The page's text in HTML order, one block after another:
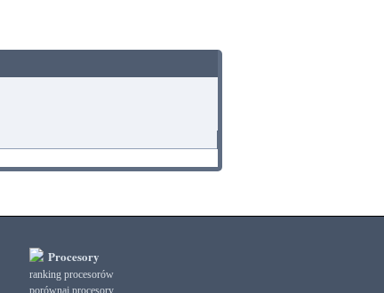
Procesory
ranking procesorów
porównaj procesory